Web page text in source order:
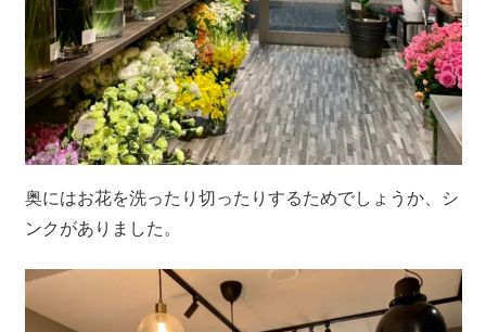
奥にはお花を洗ったり切ったりするためでしょうか、シ
ンクがありました。